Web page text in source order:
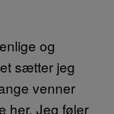
og
sætter jeg
venner
her. Jeg føler